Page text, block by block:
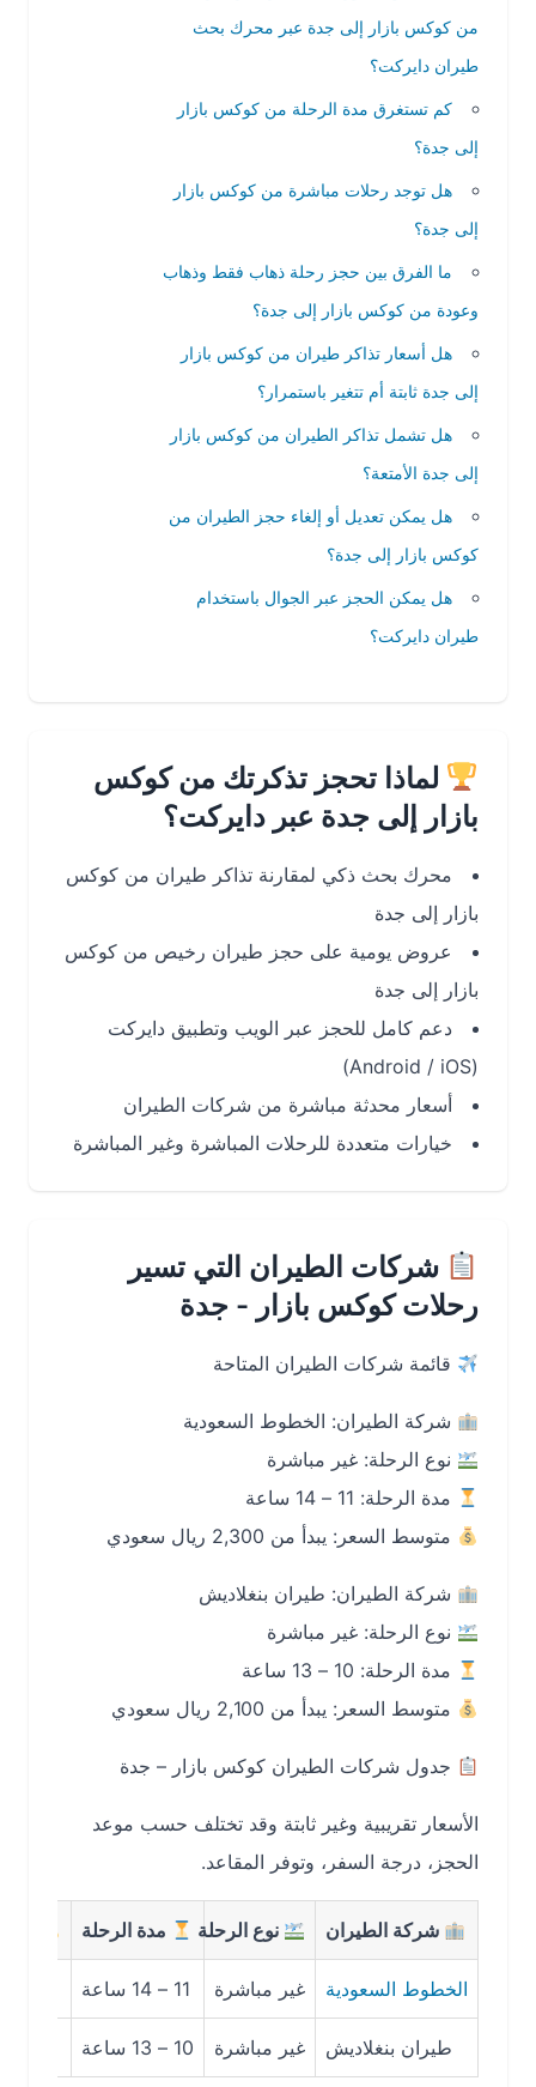
من كوكس بازار إلى جدة عبر محرك بحث
طيران دايركت؟
كم تستغرق مدة الرحلة من كوكس بازار
إلى جدة؟
هل توجد رحلات مباشرة من كوكس بازار
إلى جدة؟
ما الفرق بين حجز رحلة ذهاب فقط وذهاب
وعودة من كوكس بازار إلى جدة؟
هل أسعار تذاكر طيران من كوكس بازار
إلى جدة ثابتة أم تتغير باستمرار؟
هل تشمل تذاكر الطيران من كوكس بازار
إلى جدة الأمتعة؟
هل يمكن تعديل أو إلغاء حجز الطيران من
كوكس بازار إلى جدة؟
هل يمكن الحجز عبر الجوال باستخدام
طيران دايركت؟
لماذا تحجز تذكرتك من كوكس
بازار إلى جدة عبر دايركت؟
محرك بحث ذكي لمقارنة تذاكر طيران من كوكس
بازار إلى جدة
عروض يومية على حجز طيران رخيص من كوكس
بازار إلى جدة
دعم كامل للحجز عبر الويب وتطبيق دايركت
أسعار محدثة مباشرة من شركات الطيران
خيارات متعددة للرحلات المباشرة وغير المباشرة
شركات الطيران التي تسير
رحلات كوكس بازار - جدة
قائمة شركات الطيران المتاحة
شركة الطيران: الخطوط السعودية
نوع الرحلة: غير مباشرة
مدة الرحلة: 11 – 14 ساعة
متوسط السعر: يبدأ من 2,300 ريال سعودي
شركة الطيران: طيران بنغلاديش
نوع الرحلة: غير مباشرة
مدة الرحلة: 10 – 13 ساعة
متوسط السعر: يبدأ من 2,100 ريال سعودي
جدول شركات الطيران كوكس بازار – جدة
الأسعار تقريبية وغير ثابتة وقد تختلف حسب موعد
الحجز، درجة السفر، وتوفر المقاعد.
شركة الطيران نوع الرحلة مدة الرحلة متوسط
الخطوط السعودية غير مباشرة 11 – 14 ساعة 2,300 ر.س
طيران بنغلاديش غير مباشرة 10 – 13 ساعة